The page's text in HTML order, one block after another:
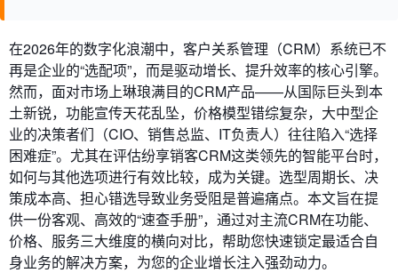
在2026年的数字化浪潮中，客户关系管理（CRM）系统已不
再是企业的“选配项”，而是驱动增长、提升效率的核心引擎。
然而，面对市场上琳琅满目的CRM产品——从国际巨头到本
土新锐，功能宣传天花乱坠，价格模型错综复杂，大中型企
业的决策者们（CIO、销售总监、IT负责人）往往陷入“选择
困难症”。尤其在评估纷享销客CRM这类领先的智能平台时，
如何与其他选项进行有效比较，成为关键。选型周期长、决
策成本高、担心错选导致业务受阻是普遍痛点。本文旨在提
供一份客观、高效的“速查手册”，通过对主流CRM在功能、
价格、服务三大维度的横向对比，帮助您快速锁定最适合自
身业务的解决方案，为您的企业增长注入强劲动力。